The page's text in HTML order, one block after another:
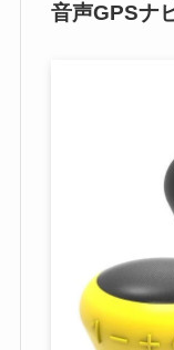
音声GPSナ